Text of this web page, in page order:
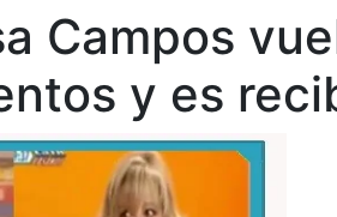
Campos
y es